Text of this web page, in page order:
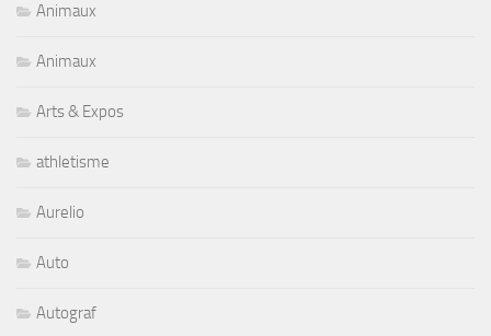
Animaux
Animaux
Arts & Expos
athletisme
Aurelio
Auto
Autograf